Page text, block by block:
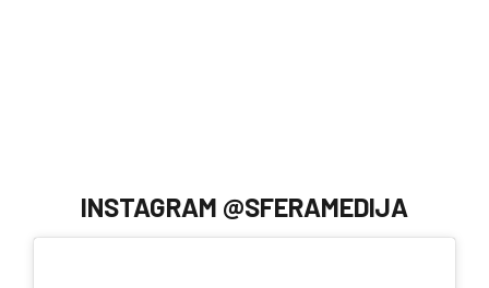
INSTAGRAM @SFERAMEDIJA